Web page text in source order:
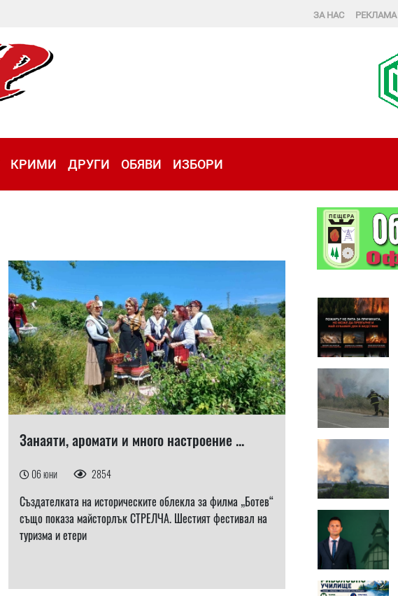
ЗА НАС РЕКЛАМА
КРИМИ ДРУГИ ОБЯВИ ИЗБОРИ
Занаяти, аромати и много настроение ...
06 юни 2854
Създателката на историческите облекла за филма „Ботев“
също показа майсторлък СТРЕЛЧА. Шестият фестивал на
туризма и етери